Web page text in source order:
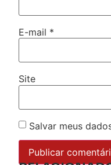
E-mail *
Site
Salvar meus